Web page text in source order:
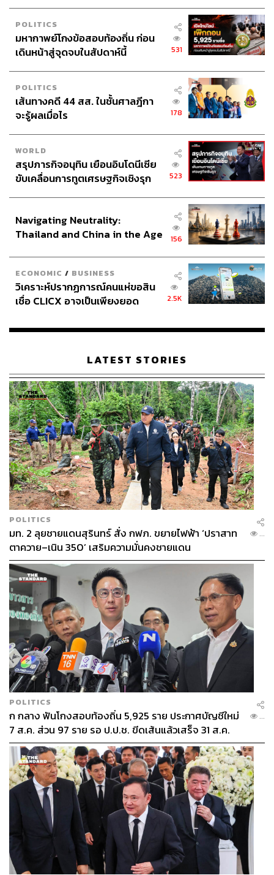
Marble Mountains ภูเขาหินอ่อน
ภูเขาหินอ่อนที่ตั้งตระหง่านอยู่กลางเมือง ตามตำนานเชื่อว่า
ภูเขาทั้ง 5 ลูกเกิดจากนางฟ้าที่พบรักและคลอดออกมาเป็นไข่
เปลือกไข่กลายเป็นปฐมธาตุที่สำคัญ อันได้แก่ ดิน,​ น้ำ, ลม,
ว่าจะเดินเท้าหรือขึ้นลิฟต์แก้วขึ้นไปบนยอดที่มีความสูงกว่า
น้ำยังมีถ้ำขนาดใหญ่ที่มีหินงอกหินย้อยสลับซับซ้อน และเจดีย์
ลิงอุ๋ง (Linh Ung) ที่ประดิษฐานพระพุทธรูปปางสมาธิขนาด
ใหญ่ ซึ่งเป็นสถานที่สำคัญทางจิตวิญญาณของชาวเวียดนาม
อีกด้วย
Where to Stay
POLITICS
มหากาพย์โกงข้อสอบท้องถิ่น ก่อน
เดินหน้าสู่จุดจบในสัปดาห์นี้
531
POLITICS
เส้นทางคดี 44 สส. ในชั้นศาลฎีกา
จะรู้ผลเมื่อไร
178
WORLD
สรุปภารกิจอนุทิน เยือนอินโดนีเซีย
ขับเคลื่อนการทูตเศรษฐกิจเชิงรุก
523
Navigating Neutrality:
Thailand and China in the Age
156
ECONOMIC / BUSINESS
วิเคราะห์ปรากฏการณ์คนแห่ขอสิน
เชื่อ CLICX อาจเป็นเพียงยอด
เรือนไทยที่ถูกซุกไว้
2.5K
LATEST STORIES
POLITICS
มท. 2 ลุยชายแดนสุรินทร์ สั่ง กฟภ. ขยายไฟฟ้า ‘ปราสาท
ตาควาย–เนิน 350’ เสริมความมั่นคงชายแดน
...
POLITICS
ก กลาง ฟันโกงสอบท้องถิ่น 5,925 ราย ประกาศบัญชีใหม่
7 ส.ค. ส่วน 97 ราย รอ ป.ป.ช. ขีดเส้นแล้วเสร็จ 31 ส.ค.
...